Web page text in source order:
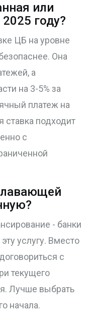
или
году?
ЦБ на уровне
Она
а
на 3-5% за
платеж на
ставка подходит
с
- банки
услугу. Вместо
с
текущего
Лучше выбрать
начала.